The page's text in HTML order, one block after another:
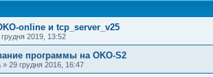
online и tcp_server_v25
грудня 2019, 13:52
программы на OKO-S2
» 29 грудня 2016, 16:47